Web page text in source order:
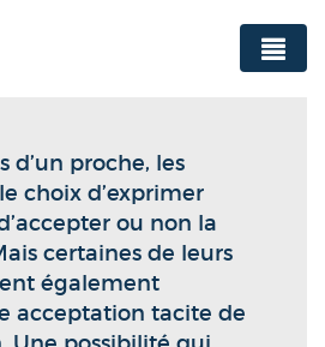
cookies
d’un proche, les
choix d’exprimer
ou non la
certaines de leurs
également
acceptation tacite de